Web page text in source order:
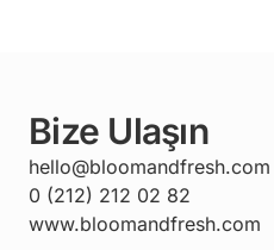
Bize Ulaşın
hello@bloomandfresh.com
0 (212) 212 02 82
www.bloomandfresh.com